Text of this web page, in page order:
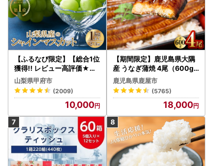
【ふるなび限定】【総合1位
獲得!! レビュー高評価★】
〈2026年度配送分〉山梨
県産 シャインマスカット 2
～3房（1.0kg以上）シャイ
ン フルーツ FN-Limited-S
P
山梨県甲府市
(2009)
10,000
【期間限定】鹿児島県大隅
産 うなぎ蒲焼 4尾（600g
） KN007-004-04-cp18
うなぎ 鰻 魚 惣菜 総菜
鹿児島県鹿屋市
(5765)
18,000